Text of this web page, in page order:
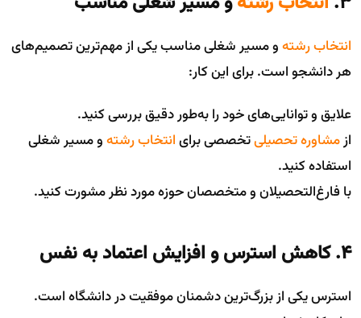
انتخاب رشتهو مسیر شغلی مناسب یکی از مهم‌ترین تصمیم‌های
هر دانشجو است. برای این کار:
علایق و توانایی‌های خود را به‌طور دقیق بررسی کنید.
ازمشاوره تحصیلیتخصصی برایانتخاب رشتهو مسیر شغلی
استفاده کنید.
با فارغ‌التحصیلان و متخصصان حوزه مورد نظر مشورت کنید.
۴. کاهش استرس و افزایش اعتماد به نفس
استرس یکی از بزرگ‌ترین دشمنان موفقیت در دانشگاه است.